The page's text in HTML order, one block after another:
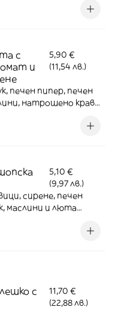
с
и
5,90 €
(11,54 лв.)
печен пипер, печен
натрошено краве
5,10 €
(9,97 лв.)
сирене, печен
маслини и люта
с
11,70 €
(22,88 лв.)